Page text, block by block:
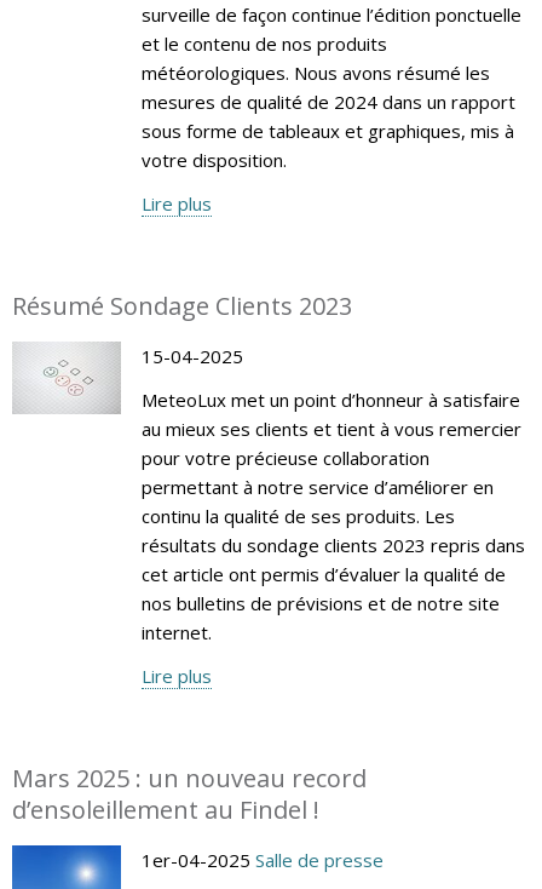
surveille de façon continue l’édition ponctuelle
et le contenu de nos produits
météorologiques. Nous avons résumé les
mesures de qualité de 2024 dans un rapport
sous forme de tableaux et graphiques, mis à
votre disposition.
Lire plus
Résumé Sondage Clients 2023
15-04-2025
MeteoLux met un point d’honneur à satisfaire
au mieux ses clients et tient à vous remercier
pour votre précieuse collaboration
permettant à notre service d’améliorer en
continu la qualité de ses produits. Les
résultats du sondage clients 2023 repris dans
cet article ont permis d’évaluer la qualité de
nos bulletins de prévisions et de notre site
internet.
Lire plus
Mars 2025 : un nouveau record
d’ensoleillement au Findel !
1er-04-2025 Salle de presse